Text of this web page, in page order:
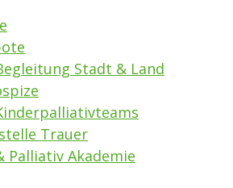
Stadt & Land
Trauer
Palliativ Akademie